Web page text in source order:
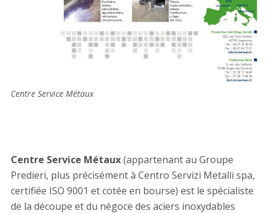
Centre Service Métaux
Centre Service Métaux(appartenant au Groupe
Predieri, plus précisément à Centro Servizi Metalli spa,
certifiée ISO 9001 et cotée en bourse) est le spécialiste
de la découpe et du négoce des aciers inoxydables